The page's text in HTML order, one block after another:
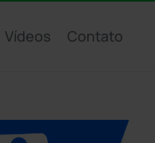
Vídeos Contato